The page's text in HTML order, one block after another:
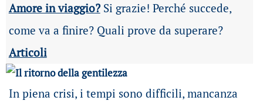
Amore in viaggio?Si grazie! Perché succede,
come va a finire? Quali prove da superare?
Articoli
In piena crisi, i tempi sono difficili, mancanza